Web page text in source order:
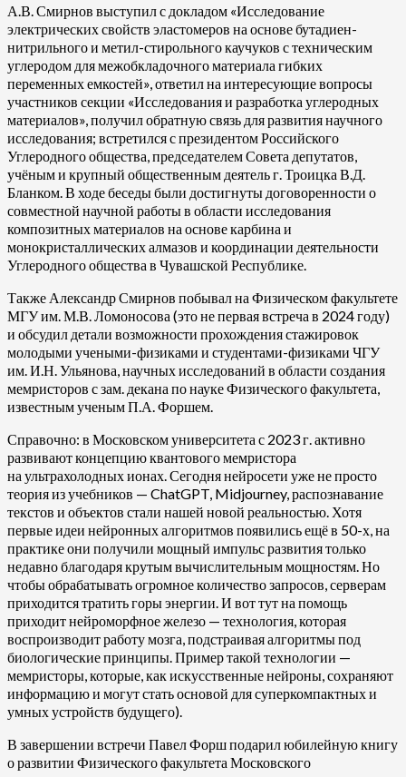
А.В. Смирнов выступил с докладом «Исследование
электрических свойств эластомеров на основе бутадиен-
нитрильного и метил-стирольного каучуков с техническим
углеродом для межобкладочного материала гибких
переменных емкостей», ответил на интересующие вопросы
участников секции «Исследования и разработка углеродных
материалов», получил обратную связь для развития научного
исследования; встретился с президентом Российского
Углеродного общества, председателем Совета депутатов,
учёным и крупный общественным деятель г. Троицка В.Д.
Бланком. В ходе беседы были достигнуты договоренности о
совместной научной работы в области исследования
композитных материалов на основе карбина и
монокристаллических алмазов и координации деятельности
Углеродного общества в Чувашской Республике.
Также Александр Смирнов побывал на Физическом факультете
МГУ им. М.В. Ломоносова (это не первая встреча в 2024 году)
и обсудил детали возможности прохождения стажировок
молодыми учеными-физиками и студентами-физиками ЧГУ
им. И.Н. Ульянова, научных исследований в области создания
мемристоров с зам. декана по науке Физического факультета,
известным ученым П.А. Форшем.
Справочно: в Московском университета с 2023 г. активно
развивают концепцию квантового мемристора
на ультрахолодных ионах. Сегодня нейросети уже не просто
теория из учебников — ChatGPT, Midjourney, распознавание
текстов и объектов стали нашей новой реальностью. Хотя
первые идеи нейронных алгоритмов появились ещё в 50-х, на
практике они получили мощный импульс развития только
недавно благодаря крутым вычислительным мощностям. Но
чтобы обрабатывать огромное количество запросов, серверам
приходится тратить горы энергии. И вот тут на помощь
приходит нейроморфное железо — технология, которая
воспроизводит работу мозга, подстраивая алгоритмы под
биологические принципы. Пример такой технологии —
мемристоры, которые, как искусственные нейроны, сохраняют
информацию и могут стать основой для суперкомпактных и
умных устройств будущего).
В завершении встречи Павел Форш подарил юбилейную книгу
о развитии Физического факультета Московского